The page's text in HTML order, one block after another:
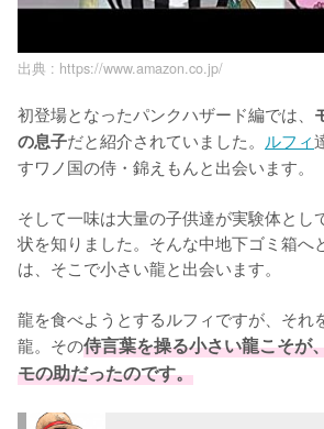
出典 : https://www.amazon.co.jp/
初登場となったパンクハザード編では、
の息子だと紹介されていました。 ルフィ
すワノ国の侍・錦えもんと出会います。
そして一味は大量の子供達が実験体とし
状を知りました。そんな中地下ゴミ箱へ
は、そこで小さい龍と出会います。
龍を食べようとするルフィですが、それ
龍。その侍言葉を操る小さい龍こそが
モの助だったのです。